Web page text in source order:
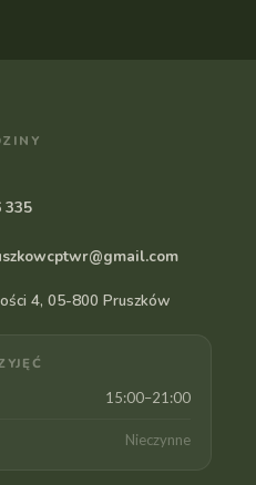
335
4, 05-800 Pruszków
15:00–21:00
Nieczynne